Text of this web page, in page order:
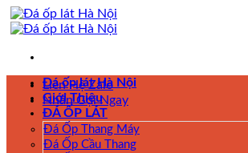
Skip
to
Liên Hệ Zalo
Nhấn Gọi Ngay
Đá ốp lát Hà Nội
Giới Thiệu
ĐÁ ỐP LÁT
Đá Ốp Thang Máy
Đá Ốp Cầu Thang